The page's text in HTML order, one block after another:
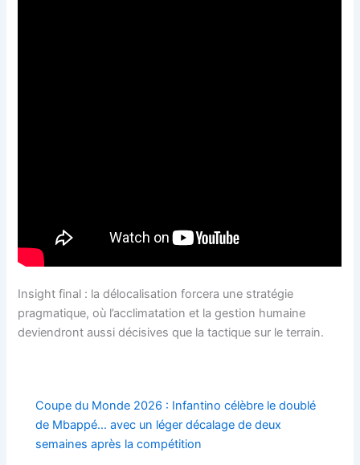
Insight final : la délocalisation forcera une stratégie
pragmatique, où l’acclimatation et la gestion humaine
deviendront aussi décisives que la tactique sur le terrain.
Coupe du Monde 2026 : Infantino célèbre le doublé
de Mbappé… avec un léger décalage de deux
semaines après la compétition